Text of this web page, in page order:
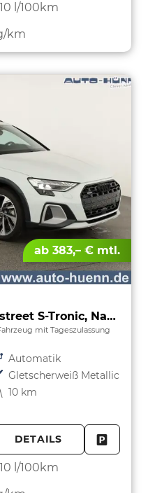
l/100km
km
ab 383,– € mtl.
TFSI quattro 150 kW allstreet S-Tronic, Navi, 18-Zoll, 5-J. Garantie
mit Tageszulassung
Getriebe Automatik
Gletscherweiß Metallic
10 km
DETAILS
l/100km